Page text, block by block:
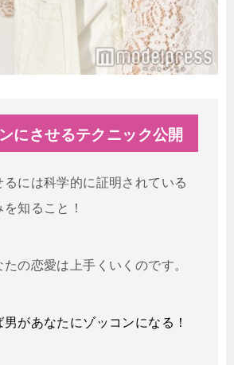
にさせるテクニック公開
には科学的に証明されている
知ること！
の恋愛は上手くいくのです。
男があなたにゾッコンになる！